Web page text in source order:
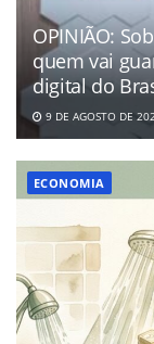
OPINIÃO:
quem vai
digital do
9 DE AGOSTO DE
ECONOMIA